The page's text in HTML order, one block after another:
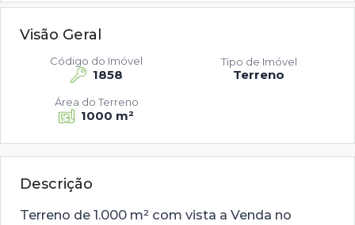
Visão Geral
1858
Código do Imóvel
Terreno
Tipo de Imóvel
1000 m²
Área do Terreno
Descrição
Terreno de 1.000 m² com vista a Venda no